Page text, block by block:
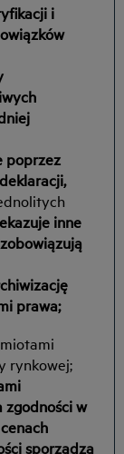
i
poprzez
inne
prawa;
rynkowej;
zgodności w
sporządza